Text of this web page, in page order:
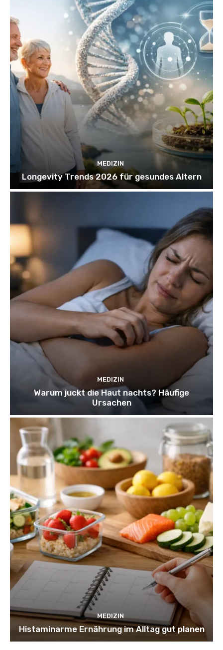
MEDIZIN
Longevity Trends 2026 für gesundes Altern
MEDIZIN
Warum juckt die Haut nachts? Häufige
Ursachen
MEDIZIN
Histaminarme Ernährung im Alltag gut planen